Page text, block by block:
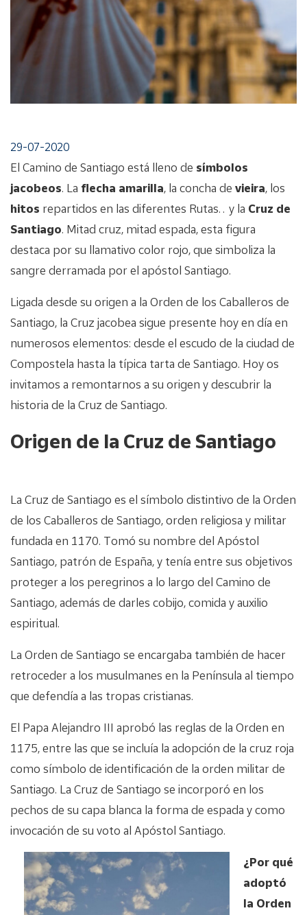
29-07-2020
El Camino de Santiago está lleno de símbolos
jacobeos. La flecha amarilla, la concha de vieira, los
hitos repartidos en las diferentes Rutas… y la Cruz de
Santiago. Mitad cruz, mitad espada, esta figura
destaca por su llamativo color rojo, que simboliza la
sangre derramada por el apóstol Santiago.
Ligada desde su origen a la Orden de los Caballeros de
Santiago, la Cruz jacobea sigue presente hoy en día en
numerosos elementos: desde el escudo de la ciudad de
Compostela hasta la típica tarta de Santiago. Hoy os
invitamos a remontarnos a su origen y descubrir la
historia de la Cruz de Santiago.
Origen de la Cruz de Santiago
La Cruz de Santiago es el símbolo distintivo de la Orden
de los Caballeros de Santiago, orden religiosa y militar
fundada en 1170. Tomó su nombre del Apóstol
Santiago, patrón de España, y tenía entre sus objetivos
proteger a los peregrinos a lo largo del Camino de
Santiago, además de darles cobijo, comida y auxilio
espiritual.
La Orden de Santiago se encargaba también de hacer
retroceder a los musulmanes en la Península al tiempo
que defendía a las tropas cristianas.
El Papa Alejandro III aprobó las reglas de la Orden en
1175, entre las que se incluía la adopción de la cruz roja
como símbolo de identificación de la orden militar de
Santiago. La Cruz de Santiago se incorporó en los
pechos de su capa blanca la forma de espada y como
invocación de su voto al Apóstol Santiago.
¿Por qué
adoptó
la Orden